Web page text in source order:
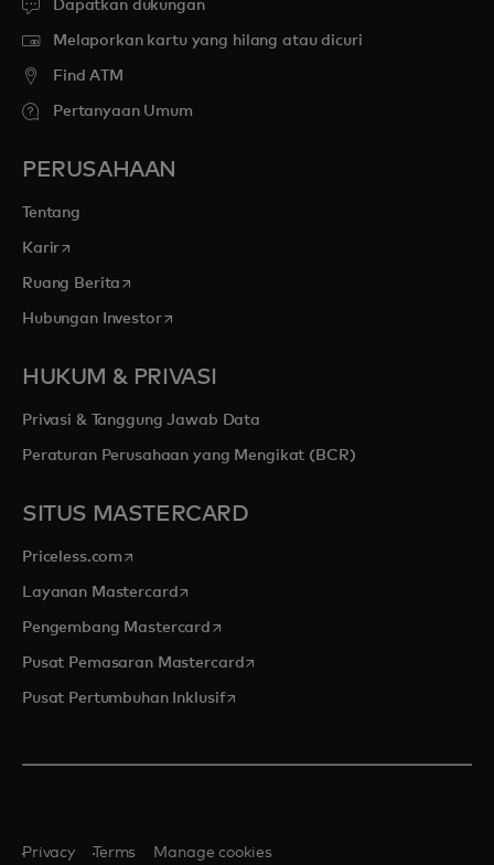
Dapatkan dukungan
Melaporkan kartu yang hilang atau dicuri
Find ATM
Pertanyaan Umum
PERUSAHAAN
Tentang
Kariropens in a new tab
Ruang Berita opens in a new tab
Hubungan Investoropens in a new tab
HUKUM & PRIVASI
Privasi & Tanggung Jawab Data
Peraturan Perusahaan yang Mengikat (BCR)
SITUS MASTERCARD
Priceless.com opens in a new tab
Layanan Mastercardopens in a new tab
Pengembang Mastercard opens in a new tab
Pusat Pemasaran Mastercardopens in a new tab
Pusat Pertumbuhan Inklusifopens in a new tab
Privacy Terms Manage cookies